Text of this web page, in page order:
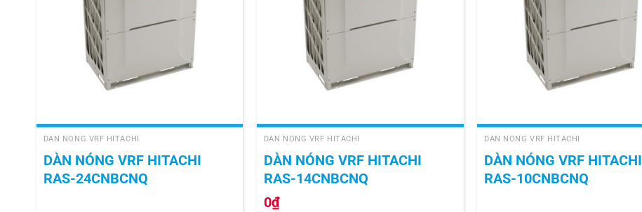
DÀN NÓNG VRF HITACHI
DÀN NÓNG VRF HITACHI
RAS-24CNBCNQ
DÀN NÓNG VRF HITACHI
DÀN NÓNG VRF HITACHI
RAS-14CNBCNQ
0₫
DÀN NÓNG VRF HITACHI
DÀN NÓNG VRF HITACHI
RAS-10CNBCNQ